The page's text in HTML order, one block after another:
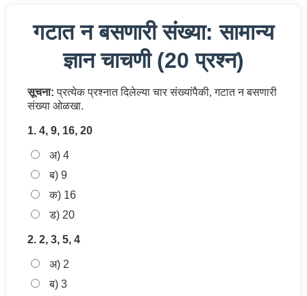
गटात न बसणारी संख्या: सामान्य
ज्ञान चाचणी (20 प्रश्न)
सूचना: प्रत्येक प्रश्नात दिलेल्या चार संख्यांपैकी, गटात न बसणारी
संख्या ओळखा.
1. 4, 9, 16, 20
अ) 4
ब) 9
क) 16
ड) 20
2. 2, 3, 5, 4
अ) 2
ब) 3